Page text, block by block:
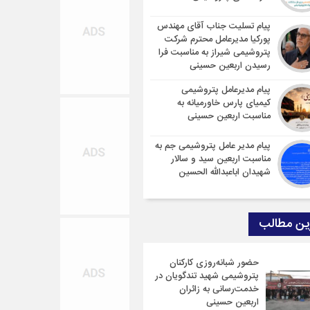
پیام تسلیت جناب آقای مهندس
پوركیا مدیرعامل محترم شركت
پتروشیمی شیراز به مناسبت فرا
رسیدن اربعین حسینی
پیام مدیرعامل پتروشیمی
کیمیای پارس خاورمیانه به
مناسبت اربعین حسینی
پیام مدیر عامل پتروشیمی جم به
مناسبت اربعین سید و سالار
شهیدان اباعبدالله الحسین
مطالب
حضور شبانه‌روزی کارکنان
پتروشیمی شهید تندگویان در
خدمت‌رسانی به زائران
اربعین حسینی